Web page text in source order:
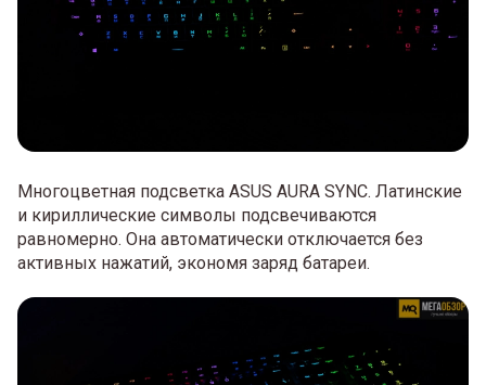
Многоцветная подсветка ASUS AURA SYNC. Латинские
и кириллические символы подсвечиваются
равномерно. Она автоматически отключается без
активных нажатий, экономя заряд батареи.